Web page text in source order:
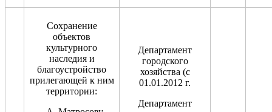
Сохранение
объектов
культурного
наследия и
благоустройство
прилегающей к ним
территории:
Департамент
городского
хозяйства (с
01.01.2012 г.
Департамент